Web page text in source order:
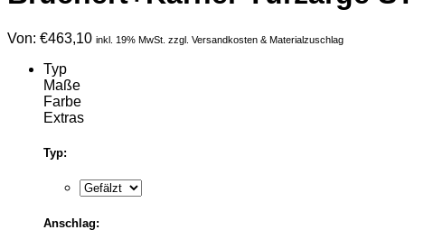
Von: €463,10 inkl. 19% MwSt. zzgl. Versandkosten & Materialzuschlag
Typ
Maße
Farbe
Extras
Typ:
Anschlag: